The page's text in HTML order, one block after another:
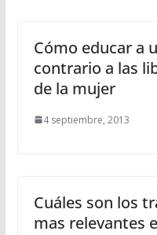
Cómo educar a
contrario a las
de la mujer
4 septiembre, 2013
Cuáles son los
mas relevantes